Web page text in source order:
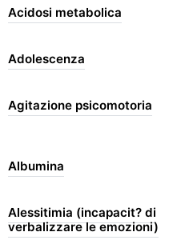
Acidosi metabolica
Adolescenza
Agitazione psicomotoria
Albumina
Alessitimia (incapacit? di
verbalizzare le emozioni)